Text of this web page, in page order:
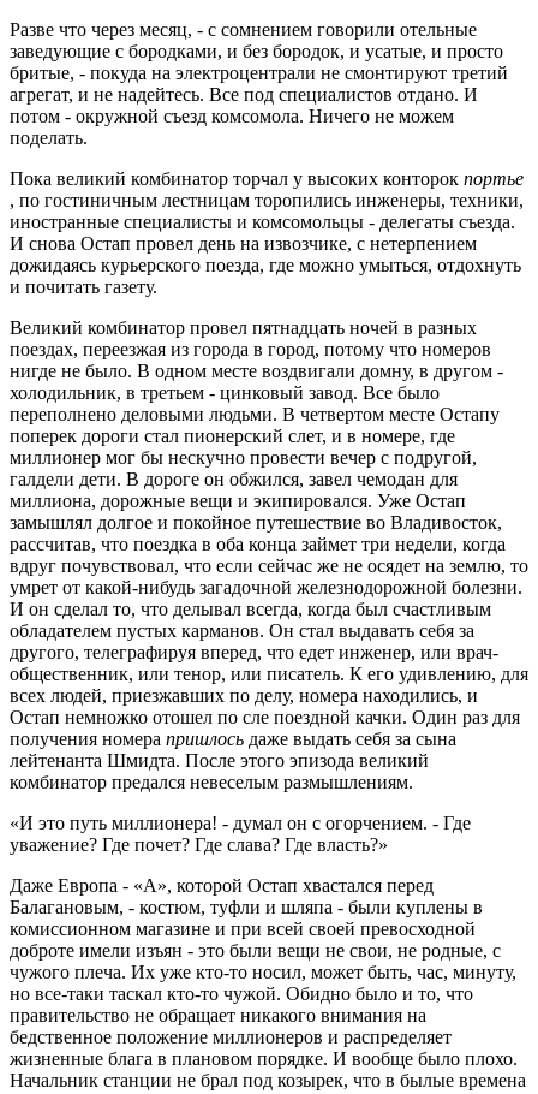
Разве что через месяц, - с сомнением говорили отельные
заведующие с бородками, и без бородок, и усатые, и просто
бритые, - покуда на электроцентрали не смонтируют третий
агрегат, и не надейтесь. Все под специалистов отдано. И
потом - окружной съезд комсомола. Ничего не можем
поделать.
Пока великий комбинатор торчал у высоких конторок портье
, по гостиничным лестницам торопились инженеры, техники,
иностранные специалисты и комсомольцы - делегаты съезда.
И снова Остап провел день на извозчике, с нетерпением
дожидаясь курьерского поезда, где можно умыться, отдохнуть
и почитать газету.
Великий комбинатор провел пятнадцать ночей в разных
поездах, переезжая из города в город, потому что номеров
нигде не было. В одном месте воздвигали домну, в другом -
холодильник, в третьем - цинковый завод. Все было
переполнено деловыми людьми. В четвертом месте Остапу
поперек дороги стал пионерский слет, и в номере, где
миллионер мог бы нескучно провести вечер с подругой,
галдели дети. В дороге он обжился, завел чемодан для
миллиона, дорожные вещи и экипировался. Уже Остап
замышлял долгое и покойное путешествие во Владивосток,
рассчитав, что поездка в оба конца займет три недели, когда
вдруг почувствовал, что если сейчас же не осядет на землю, то
умрет от какой-нибудь загадочной железнодорожной болезни.
И он сделал то, что делывал всегда, когда был счастливым
обладателем пустых карманов. Он стал выдавать себя за
другого, телеграфируя вперед, что едет инженер, или врач-
общественник, или тенор, или писатель. К его удивлению, для
всех людей, приезжавших по делу, номера находились, и
Остап немножко отошел по сле поездной качки. Один раз для
получения номера пришлось даже выдать себя за сына
лейтенанта Шмидта. После этого эпизода великий
комбинатор предался невеселым размышлениям.
«И это путь миллионера! - думал он с огорчением. - Где
уважение? Где почет? Где слава? Где власть?»
Даже Европа - «А», которой Остап хвастался перед
Балагановым, - костюм, туфли и шляпа - были куплены в
комиссионном магазине и при всей своей превосходной
доброте имели изъян - это были вещи не свои, не родные, с
чужого плеча. Их уже кто-то носил, может быть, час, минуту,
но все-таки таскал кто-то чужой. Обидно было и то, что
правительство не обращает никакого внимания на
бедственное положение миллионеров и распределяет
жизненные блага в плановом порядке. И вообще было плохо.
Начальник станции не брал под козырек, что в былые времена